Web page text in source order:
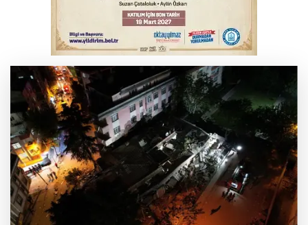
Bursa'da kontrolden çıkan araç orta
refüje çıktı